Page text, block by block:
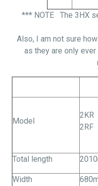
*** NOTE The 3HX
Also, I am not sure
as they are only
Model
2KR
2RF
Total length
Width